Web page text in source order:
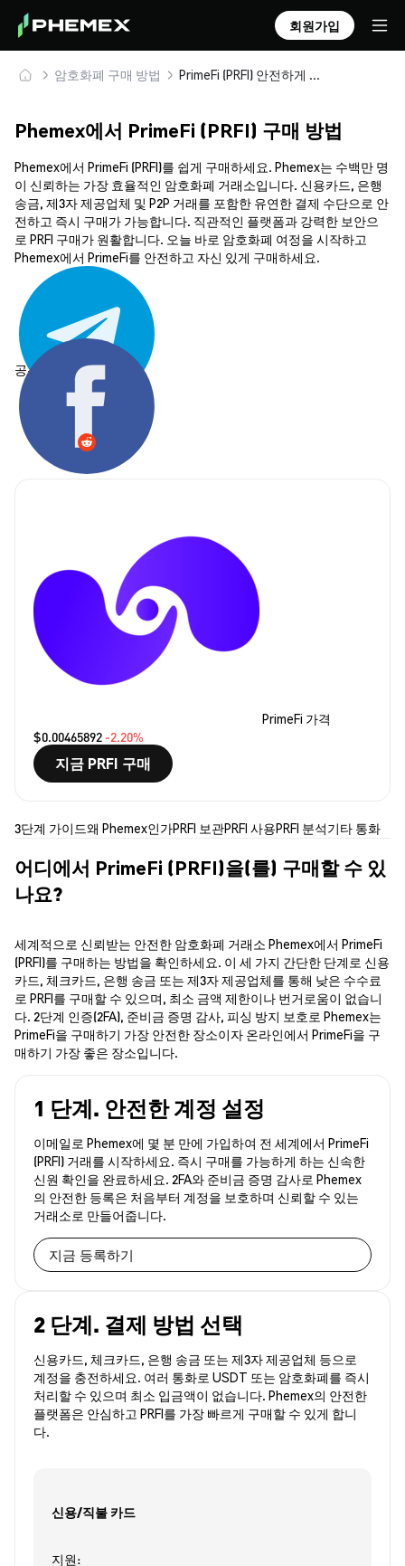
회원가입
암호화폐 구매 방법 PrimeFi (PRFI) 안전하게 구매 및 보관
Phemex에서 PrimeFi (PRFI) 구매 방법
Phemex에서 PrimeFi (PRFI)를 쉽게 구매하세요. Phemex는 수백만 명
이 신뢰하는 가장 효율적인 암호화폐 거래소입니다. 신용카드, 은행
송금, 제3자 제공업체 및 P2P 거래를 포함한 유연한 결제 수단으로 안
전하고 즉시 구매가 가능합니다. 직관적인 플랫폼과 강력한 보안으
로 PRFI 구매가 원활합니다. 오늘 바로 암호화폐 여정을 시작하고
Phemex에서 PrimeFi를 안전하고 자신 있게 구매하세요.
공유하기:
PrimeFi 가격
$0.00465892 -2.20%
지금 PRFI 구매
3단계 가이드왜 Phemex인가PRFI 보관PRFI 사용PRFI 분석기타 통화
어디에서 PrimeFi (PRFI)을(를) 구매할 수 있
나요?
세계적으로 신뢰받는 안전한 암호화폐 거래소 Phemex에서 PrimeFi
(PRFI)를 구매하는 방법을 확인하세요. 이 세 가지 간단한 단계로 신용
카드, 체크카드, 은행 송금 또는 제3자 제공업체를 통해 낮은 수수료
로 PRFI를 구매할 수 있으며, 최소 금액 제한이나 번거로움이 없습니
다. 2단계 인증(2FA), 준비금 증명 감사, 피싱 방지 보호로 Phemex는
PrimeFi을 구매하기 가장 안전한 장소이자 온라인에서 PrimeFi을 구
매하기 가장 좋은 장소입니다.
1 단계. 안전한 계정 설정
이메일로 Phemex에 몇 분 만에 가입하여 전 세계에서 PrimeFi
(PRFI) 거래를 시작하세요. 즉시 구매를 가능하게 하는 신속한
신원 확인을 완료하세요. 2FA와 준비금 증명 감사로 Phemex
의 안전한 등록은 처음부터 계정을 보호하며 신뢰할 수 있는
거래소로 만들어줍니다.
지금 등록하기
2 단계. 결제 방법 선택
신용카드, 체크카드, 은행 송금 또는 제3자 제공업체 등으로
계정을 충전하세요. 여러 통화로 USDT 또는 암호화폐를 즉시
처리할 수 있으며 최소 입금액이 없습니다. Phemex의 안전한
플랫폼은 안심하고 PRFI를 가장 빠르게 구매할 수 있게 합니
다.
신용/직불 카드
지원: